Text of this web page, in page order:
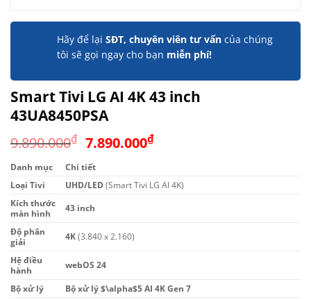
Hãy để lại SĐT, chuyên viên tư vấn của chúng
tôi sẽ gọi ngay cho bạn miễn phí!
Smart Tivi LG AI 4K 43 inch
43UA8450PSA
9.890.000₫ Giá
gốc
là:
9.890.000₫.
7.890.000₫Giá
là:
Danh mục
Chi tiết
Loại Tivi
UHD/LED(Smart Tivi LG AI 4K)
Kích thước
màn hình
43 inch
Độ phân
giải
4K(3.840 x 2.160)
Hệ điều
hành
webOS 24
Bộ xử lý Bộ xử lý$\alpha$5 AI 4K Gen 7